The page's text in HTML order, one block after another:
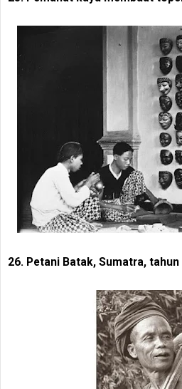
26. Petani Batak, Sumatra, tahun